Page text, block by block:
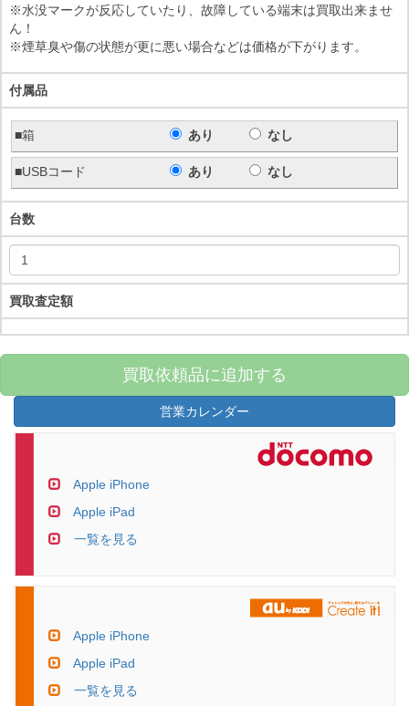
※水没マークが反応していたり、故障している端末は買取出来ませ
ん！
※煙草臭や傷の状態が更に悪い場合などは価格が下がります。
付属品
■箱 あり なし
■USBコード あり なし
台数
買取査定額
買取依頼品に追加する
営業カレンダー
Apple iPhone
Apple iPad
一覧を見る
Apple iPhone
Apple iPad
一覧を見る